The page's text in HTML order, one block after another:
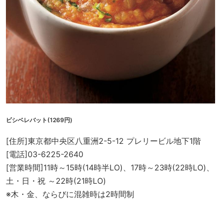
ビシベレバット(1269円)
[住所]東京都中央区八重洲2-5-12 プレリービル地下1階
[電話]03-6225-2640
[営業時間]11時～15時(14時半LO)、17時～23時(22時LO)、
土・日・祝 ～22時(21時LO)
※木・金、ならびに混雑時は2時間制